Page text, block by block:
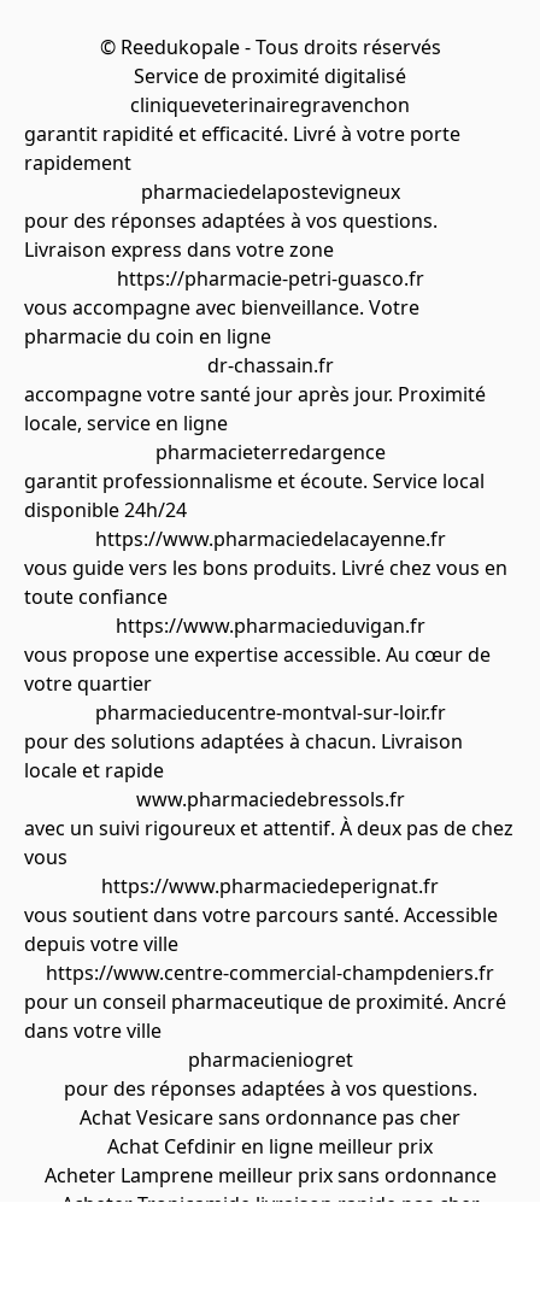
© Reedukopale - Tous droits réservés
Service de proximité digitalisé
cliniqueveterinairegravenchon
garantit rapidité et efficacité. Livré à votre porte
rapidement
pharmaciedelapostevigneux
pour des réponses adaptées à vos questions.
Livraison express dans votre zone
https://pharmacie-petri-guasco.fr
vous accompagne avec bienveillance. Votre
pharmacie du coin en ligne
dr-chassain.fr
accompagne votre santé jour après jour. Proximité
locale, service en ligne
pharmacieterredargence
garantit professionnalisme et écoute. Service local
disponible 24h/24
https://www.pharmaciedelacayenne.fr
vous guide vers les bons produits. Livré chez vous en
toute confiance
https://www.pharmacieduvigan.fr
vous propose une expertise accessible. Au cœur de
votre quartier
pharmacieducentre-montval-sur-loir.fr
pour des solutions adaptées à chacun. Livraison
locale et rapide
www.pharmaciedebressols.fr
avec un suivi rigoureux et attentif. À deux pas de chez
vous
https://www.pharmaciedeperignat.fr
vous soutient dans votre parcours santé. Accessible
depuis votre ville
https://www.centre-commercial-champdeniers.fr
pour un conseil pharmaceutique de proximité. Ancré
dans votre ville
pharmacieniogret
pour des réponses adaptées à vos questions.
Achat Vesicare sans ordonnance pas cher
Achat Cefdinir en ligne meilleur prix
Acheter Lamprene meilleur prix sans ordonnance
Acheter Tropicamide livraison rapide pas cher